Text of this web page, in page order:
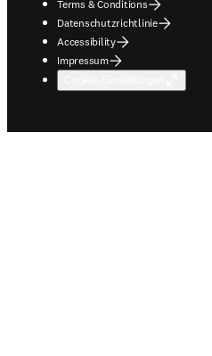
Terms & Conditions
Datenschutzrichtlinie
Accessibility
Impressum